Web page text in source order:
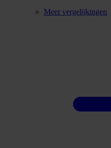
Meer vergelijkingen